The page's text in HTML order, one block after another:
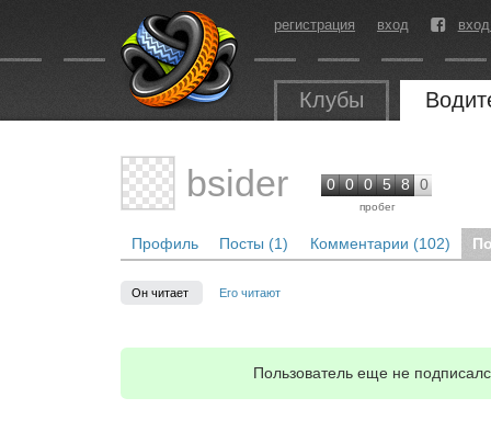
регистрация вход
Клубы
bsider 0 0 0 5 8 0
пробег
Профиль Посты (1) Комментарии (102)
Он читает Его читают
Пользователь еще не